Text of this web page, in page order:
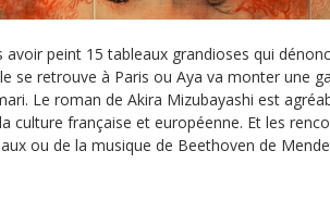
avoir peint 15 tableaux grandioses qui
se retrouve à Paris ou Aya va monter une
Le roman de Akira Mizubayashi est
culture française et européenne. Et les
ou de la musique de Beethoven de